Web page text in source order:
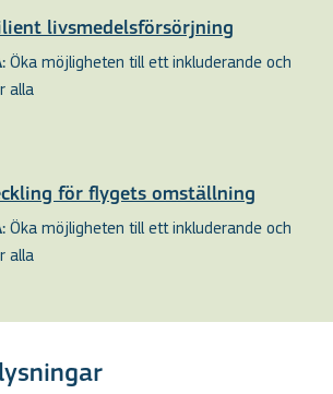
livsmedelsförsörjning
Öka möjligheten till ett inkluderande och
alla
för flygets omställning
Öka möjligheten till ett inkluderande och
alla